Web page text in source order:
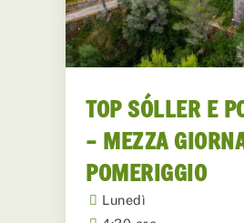
TOP SÓLLER E
– MEZZA
POMERIGGIO
Lunedì